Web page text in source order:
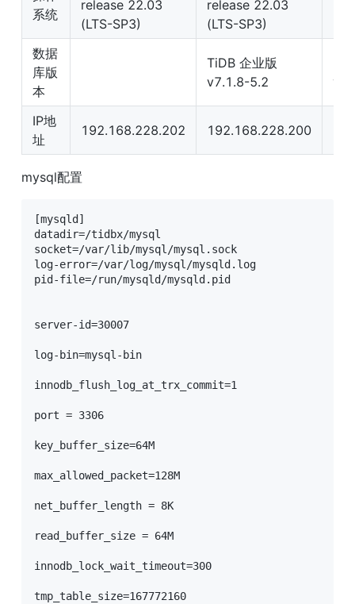
系统
release 22.03
(LTS-SP3)
release 22.03
(LTS-SP3)
数据
库版
本
TiDB 企业版
v7.1.8-5.2
IP地
址
192.168.228.202 192.168.228.200
mysql配置
[mysqld]
datadir=/tidbx/mysql
socket=/var/lib/mysql/mysql.sock
log-error=/var/log/mysql/mysqld.log
pid-file=/run/mysqld/mysqld.pid
server-id=30007
log-bin=mysql-bin
innodb_flush_log_at_trx_commit=1
port = 3306
key_buffer_size=64M
max_allowed_packet=128M
net_buffer_length = 8K
read_buffer_size = 64M
innodb_lock_wait_timeout=300
tmp_table_size=167772160